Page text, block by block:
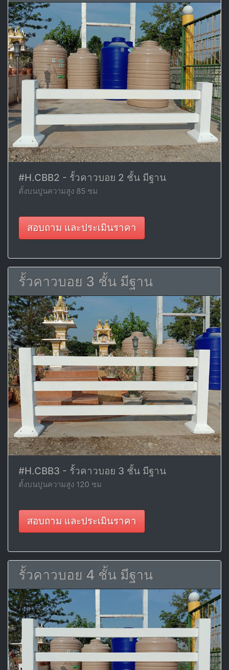
#H.CBB2 - รั้วคาวบอย 2 ชั้น มีฐาน
ตั้งบนปูนความสูง 85 ซม
สอบถาม และประเมินราคา
รั้วคาวบอย 3 ชั้น มีฐาน
#H.CBB3 - รั้วคาวบอย 3 ชั้น มีฐาน
ตั้งบนปูนความสูง 120 ซม
สอบถาม และประเมินราคา
รั้วคาวบอย 4 ชั้น มีฐาน